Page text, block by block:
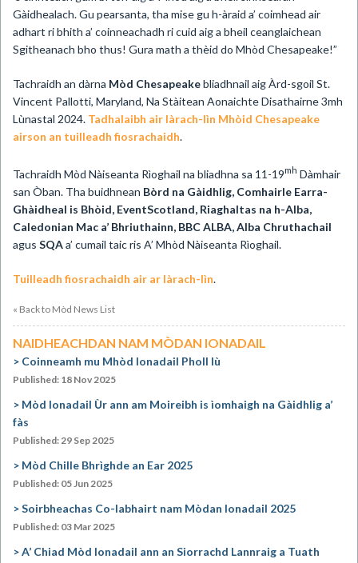
Gàidhealach. Gu pearsanta, tha mise gu h-àraid a’ coimhead air
adhart ri bhith a’ coinneachadh ri cuid aig a bheil ceanglaichean
Sgitheanach bho thus! Gura math a thèid do Mhòd Chesapeake!”
Tachraidh an dàrna Mòd Chesapeakebliadhnail aig Àrd-sgoil St.
Vincent Pallotti, Maryland, Na Stàitean Aonaichte Disathairne 3mh
Lùnastal 2024. Tadhalaibh air làrach-lìn Mhòid Chesapeake
airson an tuilleadh fiosrachaidh.
Tachraidh Mòd Nàiseanta Rìoghail na bliadhna sa 11-19mh Dàmhair
san Òban. Tha buidhnean Bòrd na Gàidhlig, Comhairle Earra-
Ghàidheal is Bhòid, EventScotland, Riaghaltas na h-Alba,
Caledonian Mac a’ Bhriuthainn, BBC ALBA, Alba Chruthachail
agus SQAa’ cumail taic ris A’ Mhòd Nàiseanta Rìoghail.
Tuilleadh fiosrachaidh air ar làrach-lìn.
« Back to Mòd News List
NAIDHEACHDAN NAM MÒDAN IONADAIL
Coinneamh mu Mhòd Ionadail Pholl Iù
Published: 18 Nov 2025
Mòd Ionadail Ùr ann am Moireibh is ìomhaigh na Gàidhlig a’
fàs
Published: 29 Sep 2025
Mòd Chille Bhrìghde an Ear 2025
Published: 05 Jun 2025
Soirbheachas Co-labhairt nam Mòdan Ionadail 2025
Published: 03 Mar 2025
A’ Chiad Mòd Ionadail ann an Siorrachd Lannraig a Tuath